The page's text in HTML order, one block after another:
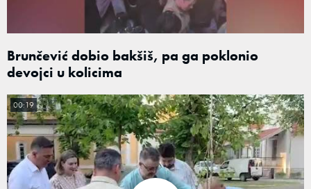
Brunčević dobio bakšiš, pa ga poklonio
devojci u kolicima
00:19